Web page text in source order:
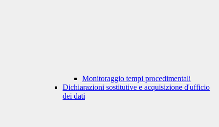
Monitoraggio tempi procedimentali
Dichiarazioni sostitutive e acquisizione d'ufficio
dei dati